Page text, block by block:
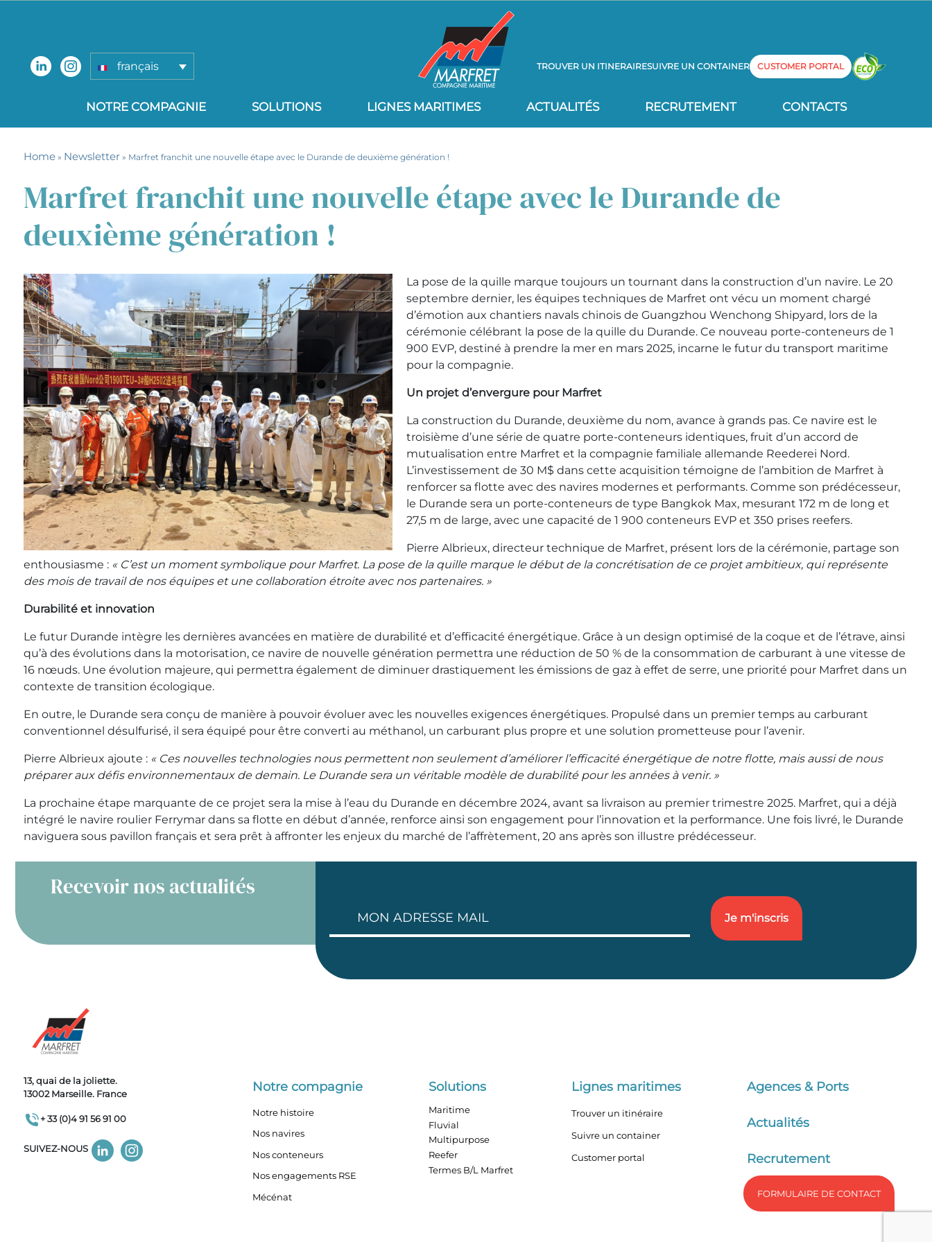
français TROUVER UN ITINERAIRESUIVRE UN CONTAINER CUSTOMER PORTAL
NOTRE COMPAGNIE SOLUTIONS LIGNES MARITIMES ACTUALITÉS RECRUTEMENT CONTACTS
Home » Newsletter » Marfret franchit une nouvelle étape avec le Durande de deuxième génération !
Marfret franchit une nouvelle étape avec le Durande de
deuxième génération !
La pose de la quille marque toujours un tournant dans la construction d’un navire. Le 20
septembre dernier, les équipes techniques de Marfret ont vécu un moment chargé
d’émotion aux chantiers navals chinois de Guangzhou Wenchong Shipyard, lors de la
cérémonie célébrant la pose de la quille du Durande. Ce nouveau porte-conteneurs de 1
900 EVP, destiné à prendre la mer en mars 2025, incarne le futur du transport maritime
pour la compagnie.
Un projet d’envergure pour Marfret
La construction du Durande, deuxième du nom, avance à grands pas. Ce navire est le
troisième d’une série de quatre porte-conteneurs identiques, fruit d’un accord de
mutualisation entre Marfret et la compagnie familiale allemande Reederei Nord.
L’investissement de 30 M$ dans cette acquisition témoigne de l’ambition de Marfret à
renforcer sa flotte avec des navires modernes et performants. Comme son prédécesseur,
le Durande sera un porte-conteneurs de type Bangkok Max, mesurant 172 m de long et
27,5 m de large, avec une capacité de 1 900 conteneurs EVP et 350 prises reefers.
Pierre Albrieux, directeur technique de Marfret, présent lors de la cérémonie, partage son
enthousiasme : « C’est un moment symbolique pour Marfret. La pose de la quille marque le début de la concrétisation de ce projet ambitieux, qui représente
des mois de travail de nos équipes et une collaboration étroite avec nos partenaires. »
Durabilité et innovation
Le futur Durande intègre les dernières avancées en matière de durabilité et d’efficacité énergétique. Grâce à un design optimisé de la coque et de l’étrave, ainsi
qu’à des évolutions dans la motorisation, ce navire de nouvelle génération permettra une réduction de 50 % de la consommation de carburant à une vitesse de
16 nœuds. Une évolution majeure, qui permettra également de diminuer drastiquement les émissions de gaz à effet de serre, une priorité pour Marfret dans un
contexte de transition écologique.
En outre, le Durande sera conçu de manière à pouvoir évoluer avec les nouvelles exigences énergétiques. Propulsé dans un premier temps au carburant
conventionnel désulfurisé, il sera équipé pour être converti au méthanol, un carburant plus propre et une solution prometteuse pour l’avenir.
Pierre Albrieux ajoute : « Ces nouvelles technologies nous permettent non seulement d’améliorer l’efficacité énergétique de notre flotte, mais aussi de nous
préparer aux défis environnementaux de demain. Le Durande sera un véritable modèle de durabilité pour les années à venir. »
La prochaine étape marquante de ce projet sera la mise à l’eau du Durande en décembre 2024, avant sa livraison au premier trimestre 2025. Marfret, qui a déjà
intégré le navire roulier Ferrymar dans sa flotte en début d’année, renforce ainsi son engagement pour l’innovation et la performance. Une fois livré, le Durande
naviguera sous pavillon français et sera prêt à affronter les enjeux du marché de l’affrètement, 20 ans après son illustre prédécesseur.
Recevoir nos actualités
13, quai de la joliette.
13002 Marseille. France
+ 33 (0)4 91 56 91 00
SUIVEZ-NOUS
Notre compagnie
Notre histoire
Nos navires
Nos conteneurs
Nos engagements RSE
Mécénat
Solutions
Maritime
Fluvial
Multipurpose
Reefer
Termes B/L Marfret
Lignes maritimes
Trouver un itinéraire
Suivre un container
Customer portal
Agences & Ports
Actualités
Recrutement
FORMULAIRE DE CONTACT